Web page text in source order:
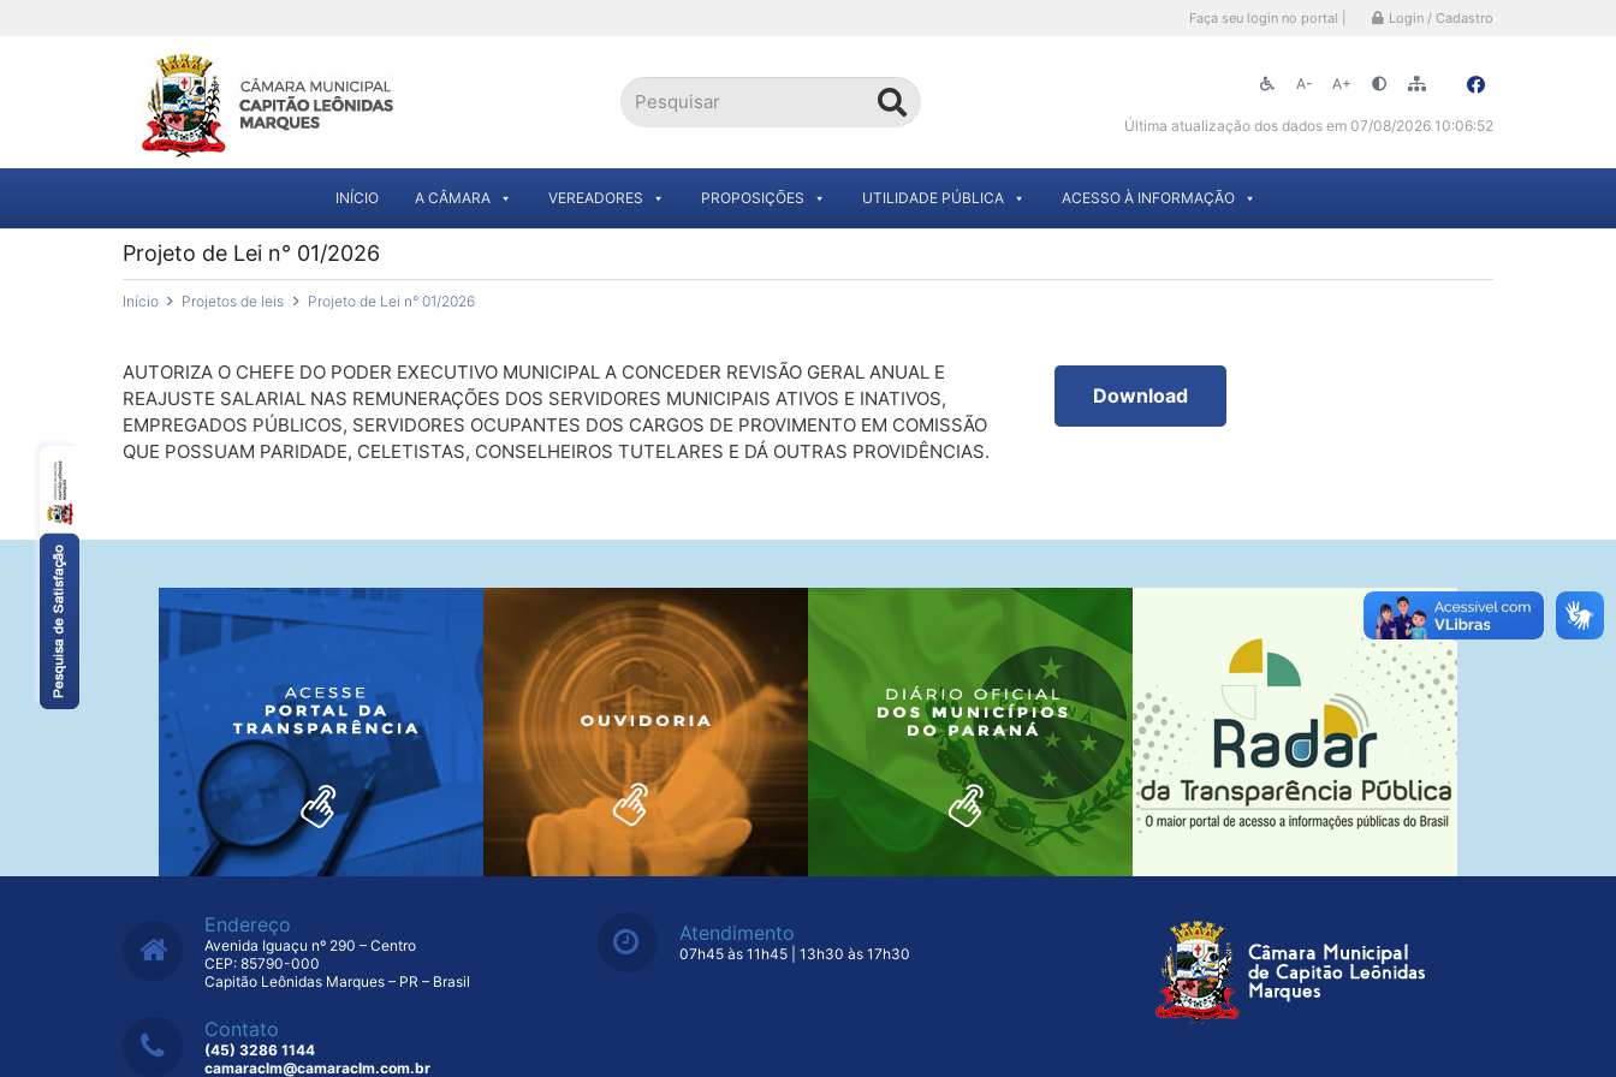
Faça seu login no portal | Login / Cadastro
A- A+
Última atualização dos dados em 07/08/2026 10:06:52
INÍCIO A CÂMARA VEREADORES PROPOSIÇÕES UTILIDADE PÚBLICA ACESSO À INFORMAÇÃO
Projeto de Lei n° 01/2026
Início Projetos de leis Projeto de Lei n° 01/2026
AUTORIZA O CHEFE DO PODER EXECUTIVO MUNICIPAL A CONCEDER REVISÃO GERAL ANUAL E
REAJUSTE SALARIAL NAS REMUNERAÇÕES DOS SERVIDORES MUNICIPAIS ATIVOS E INATIVOS,
EMPREGADOS PÚBLICOS, SERVIDORES OCUPANTES DOS CARGOS DE PROVIMENTO EM COMISSÃO
QUE POSSUAM PARIDADE, CELETISTAS, CONSELHEIROS TUTELARES E DÁ OUTRAS PROVIDÊNCIAS.
Download
Endereço
Avenida Iguaçu nº 290 – Centro
CEP: 85790-000
Capitão Leônidas Marques – PR – Brasil
Contato
(45) 3286 1144
camaraclm@camaraclm.com.br
Atendimento
07h45 às 11h45 | 13h30 às 17h30